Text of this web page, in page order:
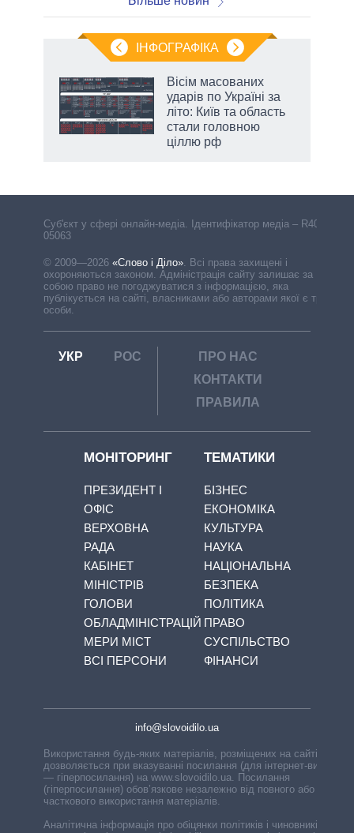
ІНФОГРАФІКА
Вісім масованих
ударів по Україні за
літо: Київ та область
стали головною
ціллю рф
Cуб'єкт у сфері онлайн-медіа. Ідентифікатор медіа – R40-
05063
© 2009—2026 «Слово і Діло». Всі права захищені і
охороняються законом. Адміністрація сайту залишає за
собою право не погоджуватися з інформацією, яка
публікується на сайті, власниками або авторами якої є треті
особи.
УКР РОС
ПРО НАС
КОНТАКТИ
ПРАВИЛА
МОНІТОРИНГ
ПРЕЗИДЕНТ І
ОФІС
ВЕРХОВНА
РАДА
КАБІНЕТ
МІНІСТРІВ
ГОЛОВИ
ОБЛАДМІНІСТРАЦІЙ
МЕРИ МІСТ
ВСІ ПЕРСОНИ
ТЕМАТИКИ
БІЗНЕС
ЕКОНОМІКА
КУЛЬТУРА
НАУКА
НАЦІОНАЛЬНА
БЕЗПЕКА
ПОЛІТИКА
ПРАВО
СУСПІЛЬСТВО
ФІНАНСИ
info@slovoidilo.ua
Використання будь-яких матеріалів, розміщених на сайті,
дозволяється при вказуванні посилання (для інтернет-видань
— гіперпосилання) на www.slovoidilo.ua. Посилання
(гіперпосилання) обов’язкове незалежно від повного або
часткового використання матеріалів.
Аналітична інформація про обіцянки політиків і чиновників,